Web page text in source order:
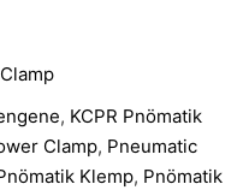
, KCPR Pnömatik
Clamp, Pneumatic
Klemp, Pnömatik